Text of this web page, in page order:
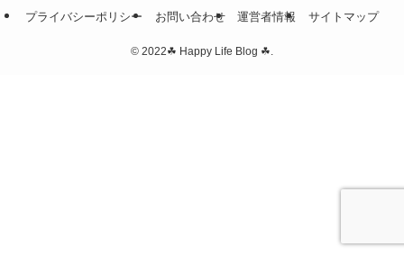
プライバシーポリシー お問い合わせ 運営者情報 サイトマップ
© 2022☘ Happy Life Blog ☘.